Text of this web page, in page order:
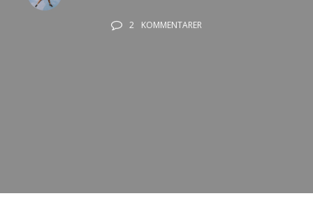
2 KOMMENTARER